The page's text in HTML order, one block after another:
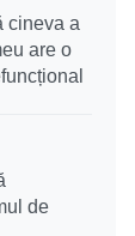
cineva a
are o
de